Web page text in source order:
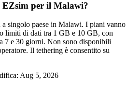
per il Malawi?
singolo paese in Malawi. I piani vanno
limiti di dati tra 1 GB e 10 GB, con
7 e 30 giorni. Non sono disponibili
Il tethering è consentito su
Aug 5, 2026